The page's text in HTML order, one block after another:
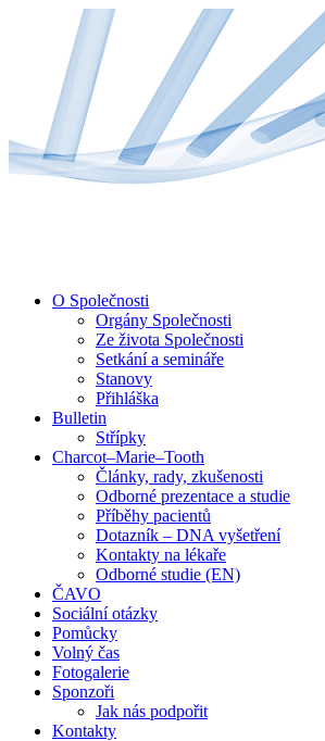
Content
O Společnosti
Orgány Společnosti
Ze života Společnosti
Setkání a semináře
Stanovy
Přihláška
Bulletin
Střípky
Charcot–Marie–Tooth
Články, rady, zkušenosti
Odborné prezentace a studie
Příběhy pacientů
Dotazník – DNA vyšetření
Kontakty na lékaře
Odborné studie (EN)
ČAVO
Sociální otázky
Pomůcky
Volný čas
Fotogalerie
Sponzoři
Jak nás podpořit
Kontakty